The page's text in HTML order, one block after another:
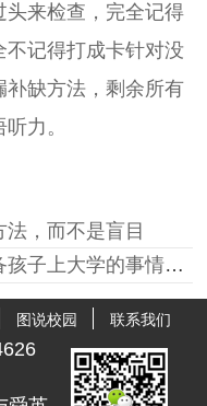
头来检查，完全记得
不记得打成卡针对没
补缺方法，剩余所有
力。
，而不是盲目
情，看完你还会觉得早吗？
图说校园 联系我们